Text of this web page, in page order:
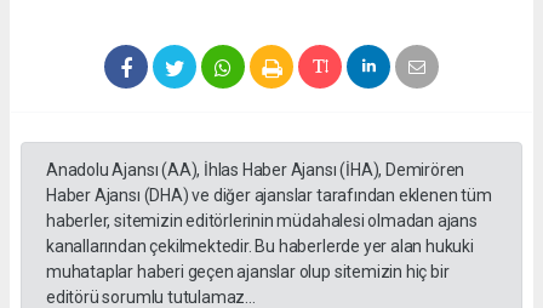
Anadolu Ajansı (AA), İhlas Haber Ajansı (İHA), Demirören
Haber Ajansı (DHA) ve diğer ajanslar tarafından eklenen tüm
haberler, sitemizin editörlerinin müdahalesi olmadan ajans
kanallarından çekilmektedir. Bu haberlerde yer alan hukuki
muhataplar haberi geçen ajanslar olup sitemizin hiç bir
editörü sorumlu tutulamaz...